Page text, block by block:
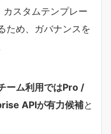
スタムテンプレー
ため、ガバナンスを
ーム利用ではPro /
APIが有力候補と